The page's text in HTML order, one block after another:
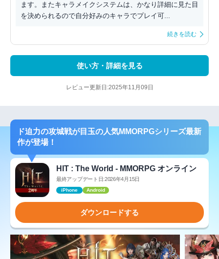
ます。またキャラメイクシステムは、かなり詳細に見た目
を決められるので自分好みのキャラでプレイ可...
続きを読む
使い方・詳細を見る
レビュー更新日:2025年11月09日
ド迫力の攻城戦が目玉の人気MMORPGシリーズ最新
作が登場！
HIT : The World - MMORPG オンライン
最終アップデート日:2026年4月15日
iPhone Android
ダウンロードする